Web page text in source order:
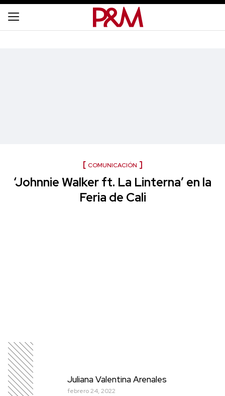
COMUNICACIÓN
‘Johnnie Walker ft. La Linterna’ en la
Feria de Cali
Juliana Valentina Arenales
febrero 24, 2022